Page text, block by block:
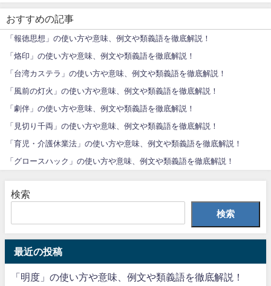
おすすめの記事
「報徳思想」の使い方や意味、例文や類義語を徹底解説！
「烙印」の使い方や意味、例文や類義語を徹底解説！
「台湾カステラ」の使い方や意味、例文や類義語を徹底解説！
「風前の灯火」の使い方や意味、例文や類義語を徹底解説！
「劇伴」の使い方や意味、例文や類義語を徹底解説！
「見切り千両」の使い方や意味、例文や類義語を徹底解説！
「育児・介護休業法」の使い方や意味、例文や類義語を徹底解説！
「グロースハック」の使い方や意味、例文や類義語を徹底解説！
検索
検索
最近の投稿
「明度」の使い方や意味、例文や類義語を徹底解説！